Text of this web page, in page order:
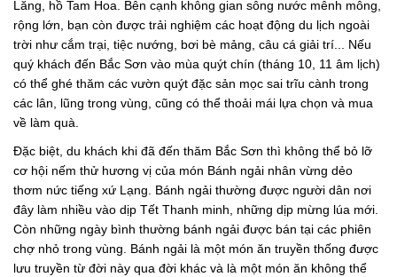
Lăng, hồ Tam Hoa. Bên cạnh không gian sông nước mênh mông,
rộng lớn, bạn còn được trải nghiệm các hoạt động du lịch ngoài
trời như cắm trại, tiệc nướng, bơi bè mảng, câu cá giải trí... Nếu
quý khách đến Bắc Sơn vào mùa quýt chín (tháng 10, 11 âm lịch)
có thể ghé thăm các vườn quýt đặc sản mọc sai trĩu cành trong
các lân, lũng trong vùng, cũng có thể thoải mái lựa chọn và mua
về làm quà.
Đặc biệt, du khách khi đã đến thăm Bắc Sơn thì không thể bỏ lỡ
cơ hội nếm thử hương vị của món Bánh ngải nhân vừng dẻo
thơm nức tiếng xứ Lạng. Bánh ngải thường được người dân nơi
đây làm nhiều vào dịp Tết Thanh minh, những dịp mừng lúa mới.
Còn những ngày bình thường bánh ngải được bán tại các phiên
chợ nhỏ trong vùng. Bánh ngải là một món ăn truyền thống được
lưu truyền từ đời này qua đời khác và là một món ăn không thể